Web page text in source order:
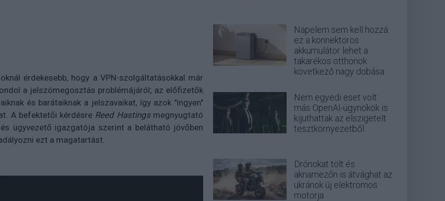
érdekesebb, hogy a VPN-szolgáltatásokkal már
a jelszómegosztás problémájáról; az előfizetők
és barátaiknak a jelszavaikat, így azok "ingyen"
A befektetői kérdésre Reed Hastingsmegnyugtató
ügyvezető igazgatója szerint a belátható jövőben
ezt a magatartást.
Napelem sem kell hozzá:
ez a konnektoros
akkumulátor lehet a
takarékos otthonok
következő nagy dobása
Nem egyedi eset volt:
más OpenAI-ügynökök is
kijuthattak az elszigetelt
tesztkörnyezetből
Drónokat tölt és
aknamezőn is átvághat az
ukránok új elektromos
motorja